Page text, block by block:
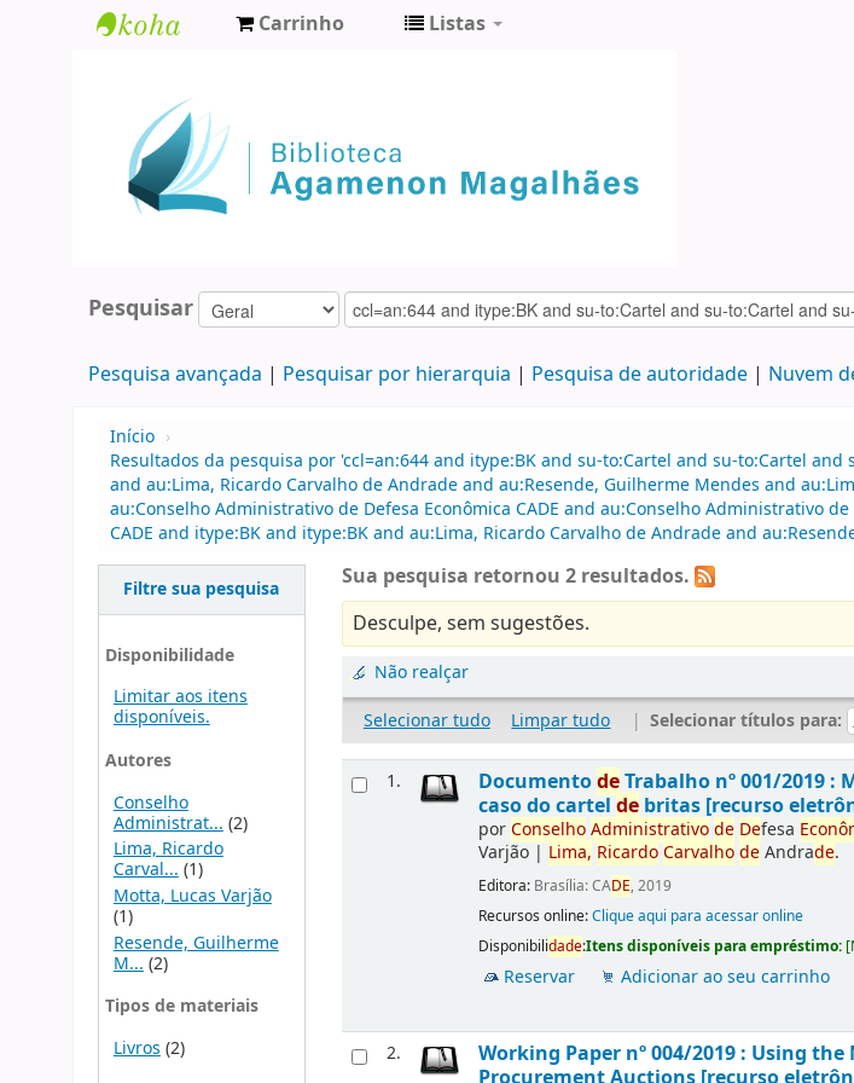
Agamenon
Magalhães
Carrinho Listas
Pesquisar
Pesquisa avançada Pesquisar por hierarquia Pesquisa de autoridade Nuvem
Início ›
Resultados da pesquisa por 'ccl=an:644 and itype:BK and su-to:Cartel and su-to:Cartel
and au:Lima, Ricardo Carvalho de Andrade and au:Resende, Guilherme Mendes and
au:Conselho Administrativo de Defesa Econômica CADE and au:Conselho Administrativo
CADE and itype:BK and itype:BK and au:Lima, Ricardo Carvalho de Andrade and
Filtre sua pesquisa
Disponibilidade
Limitar aos itens
disponíveis.
Autores
Conselho
Administrat... (2)
Lima, Ricardo
Carval...(1)
Motta, Lucas Varjão
(1)
Resende, Guilherme
M... (2)
Tipos de materiais
Livros (2)
Sua pesquisa retornou 2 resultados.
Desculpe, sem sugestões.
Não realçar
Selecionar tudo
Limpar tudo | Selecionar títulos para:
1. DocumentodeTrabalho nº 001/2019
caso do cartelde britas [recurso
porConselhoAdministrativode Defesa
Varjão | Lima, RicardoCarvalhodeAndrade.
Editora: Brasília: CADE, 2019
Recursos online:Clique aqui para acessar online
Disponibilidade:Itens disponíveis para empréstimo: [
Reservar Adicionar ao seu carrinho
2. Working Paper nº 004/2019 : Using the